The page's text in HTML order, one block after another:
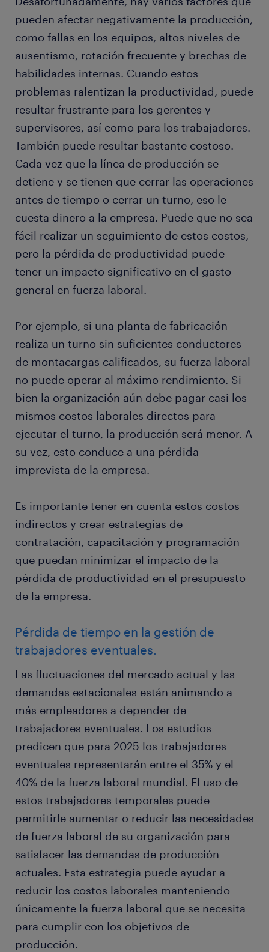
pueden afectar negativamente la producción,
como fallas en los equipos, altos niveles de
ausentismo, rotación frecuente y brechas de
habilidades internas. Cuando estos
problemas ralentizan la productividad, puede
resultar frustrante para los gerentes y
supervisores, así como para los trabajadores.
También puede resultar bastante costoso.
Cada vez que la línea de producción se
detiene y se tienen que cerrar las operaciones
antes de tiempo o cerrar un turno, eso le
cuesta dinero a la empresa. Puede que no sea
fácil realizar un seguimiento de estos costos,
pero la pérdida de productividad puede
tener un impacto significativo en el gasto
general en fuerza laboral.
Por ejemplo, si una planta de fabricación
realiza un turno sin suficientes conductores
de montacargas calificados, su fuerza laboral
no puede operar al máximo rendimiento. Si
bien la organización aún debe pagar casi los
mismos costos laborales directos para
ejecutar el turno, la producción será menor. A
su vez, esto conduce a una pérdida
imprevista de la empresa.
Es importante tener en cuenta estos costos
indirectos y crear estrategias de
contratación, capacitación y programación
que puedan minimizar el impacto de la
pérdida de productividad en el presupuesto
de la empresa.
Pérdida de tiempo en la gestión de
trabajadores eventuales.
Las fluctuaciones del mercado actual y las
demandas estacionales están animando a
más empleadores a depender de
trabajadores eventuales. Los estudios
predicen que para 2025 los trabajadores
eventuales representarán entre el 35% y el
40% de la fuerza laboral mundial. El uso de
estos trabajadores temporales puede
permitirle aumentar o reducir las necesidades
de fuerza laboral de su organización para
satisfacer las demandas de producción
actuales. Esta estrategia puede ayudar a
reducir los costos laborales manteniendo
únicamente la fuerza laboral que se necesita
para cumplir con los objetivos de
producción.